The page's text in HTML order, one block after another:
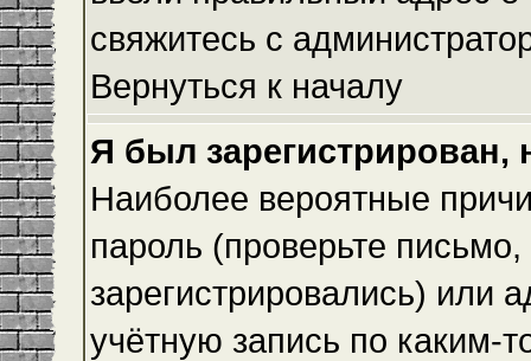
свяжитесь с
Вернуться к началу
Я был зарегистрирован,
Наиболее вероятные
пароль (проверьте
зарегистрировались) или
учётную запись по каким-